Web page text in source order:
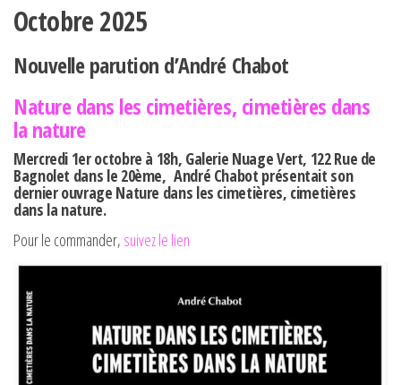
Octobre 2025
Nouvelle parution d’André Chabot
Nature dans les cimetières, cimetières dans
la nature
Mercredi 1er octobre à 18h, Galerie Nuage Vert, 122 Rue de
Bagnolet dans le 20ème, André Chabotprésentait son
dernier ouvrage Nature dans les cimetières, cimetières
dans la nature.
Pour le commander, suivez le lien